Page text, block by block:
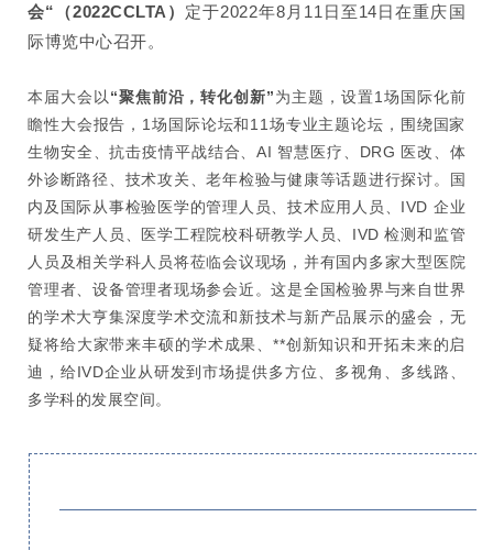
会“（2022CCLTA） 定于2022年8月11日至14日在重庆国
际博览中心召开。
本届大会以 “聚焦前沿，转化创新”为主题，设置1场国际化前
瞻性大会报告，1场国际论坛和11场专业主题论坛，围绕国家
生物安全、抗击疫情平战结合、AI 智慧医疗、DRG 医改、体
外诊断路径、技术攻关、老年检验与健康等话题进行探讨。国
内及国际从事检验医学的管理人员、技术应用人员、IVD 企业
研发生产人员、医学工程院校科研教学人员、IVD 检测和监管
人员及相关学科人员将莅临会议现场，并有国内多家大型医院
管理者、设备管理者现场参会近。这是全国检验界与来自世界
的学术大亨集深度学术交流和新技术与新产品展示的盛会，无
疑将给大家带来丰硕的学术成果、**创新知识和开拓未来的启
迪，给IVD企业从研发到市场提供多方位、多视角、多线路、
多学科的发展空间。